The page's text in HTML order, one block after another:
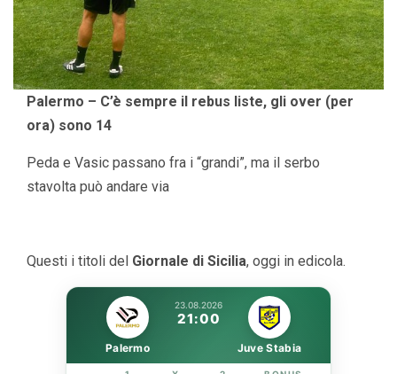
Palermo – C’è sempre il rebus liste, gli over (per
ora) sono 14
Peda e Vasic passano fra i “grandi”, ma il serbo
stavolta può andare via
Questi i titoli del Giornale di Sicilia, oggi in edicola.
23.08.2026
21:00
Palermo Juve Stabia